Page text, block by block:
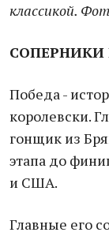
классикой.
Победа -
королевски.
гонщик из
этапа до
и США.
Главные его